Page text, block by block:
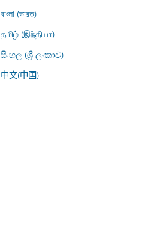
বাংলা (ভারত)
தமிழ் (இந்தியா)
සිංහල (ශ්‍රී ලංකාව)
中文(中国)